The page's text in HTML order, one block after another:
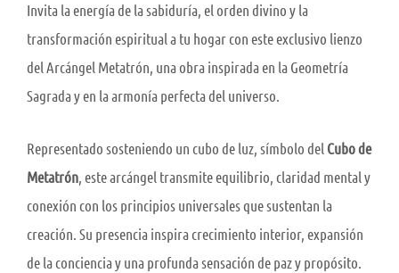
Invita la energía de la sabiduría, el orden divino y la
transformación espiritual a tu hogar con este exclusivo lienzo
del Arcángel Metatrón, una obra inspirada en la Geometría
Sagrada y en la armonía perfecta del universo.
Representado sosteniendo un cubo de luz, símbolo del Cubo de
Metatrón, este arcángel transmite equilibrio, claridad mental y
conexión con los principios universales que sustentan la
creación. Su presencia inspira crecimiento interior, expansión
de la conciencia y una profunda sensación de paz y propósito.